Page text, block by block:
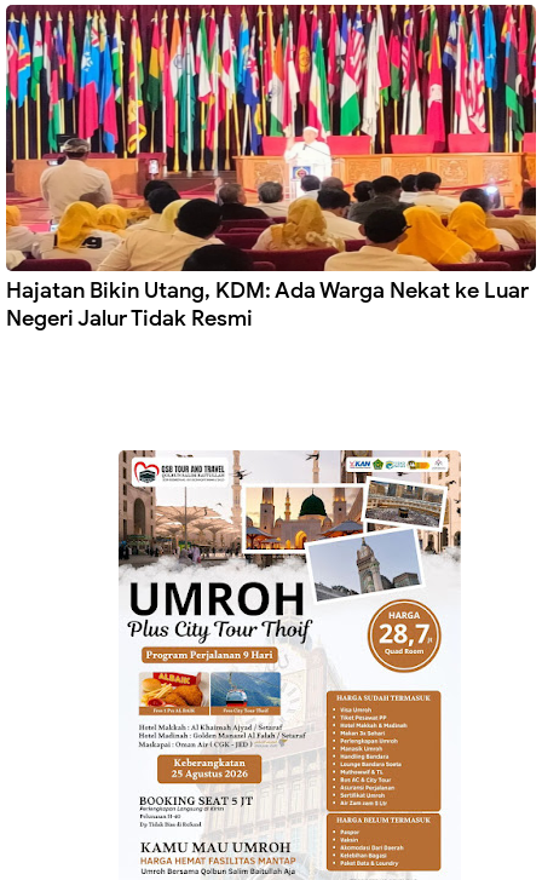
Hajatan Bikin Utang, KDM: Ada Warga Nekat ke Luar
Negeri Jalur Tidak Resmi